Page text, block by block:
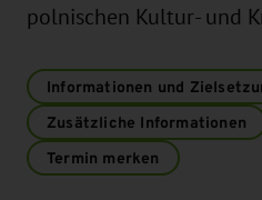
polnischen Kultur- und
Informationen und
Zusätzliche Informationen
Termin merken